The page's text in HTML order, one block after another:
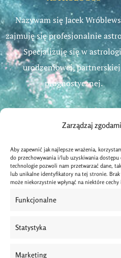
Zarządzaj
Aby zapewnić jak najlepsze wrażenia,
do przechowywania i/lub uzyskiwania
technologie pozwoli nam przetwarzać dane,
lub unikalne identyfikatory na tej stronie. Brak
może niekorzystnie wpłynąć na niektóre cechy
Funkcjonalne
Statystyka
Marketing
Nazywam się Jacek
zajmuję się profesjonalnie
Specjalizuję się w
urodzeniowej,
prognostycznej.
Dane
info@astrologos.pl
(+48) 787 629 335